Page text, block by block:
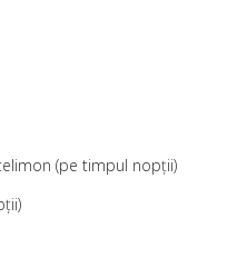
(pe timpul nopții)